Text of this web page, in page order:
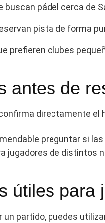
buscan pádel cerca de
pista de forma
prefieren clubes
antes de
directamente el
preguntar si
jugadores de distintos
útiles para
un partido, puedes